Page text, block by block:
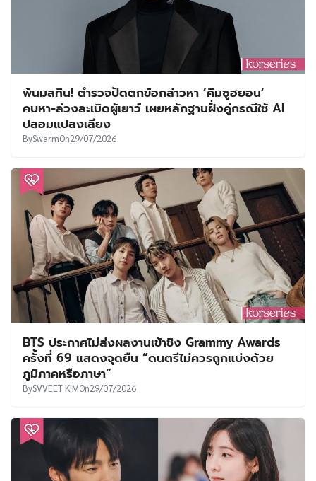
พ้นมลทิน! ตำรวจปัดตกข้อกล่าวหา ‘คิมซูฮยอน’
คบหา-ล่วงละเมิดผู้เยาว์ เผยหลักฐานฝั่งคู่กรณีใช้ AI
ปลอมแปลงเสียง
BySwarmOn29/07/2026
BTS ประกาศไม่ส่งผลงานเข้าชิง Grammy Awards
ครั้งที่ 69 แสดงจุดยืน “ดนตรีไม่ควรถูกแบ่งด้วย
ภูมิภาคหรือภาษา”
BySVVEET KIMOn29/07/2026